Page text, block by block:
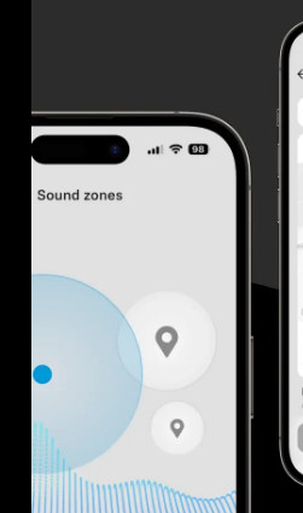
Anmeldung
Melden Sie sich bei Ihrem